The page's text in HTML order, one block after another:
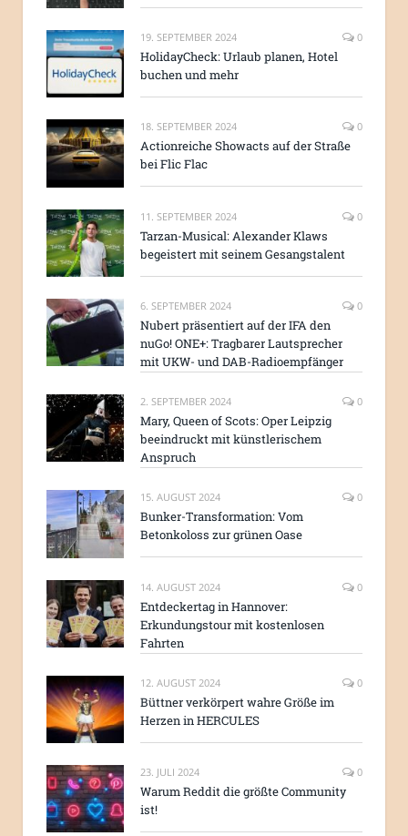
19. SEPTEMBER 2024 0
HolidayCheck: Urlaub planen, Hotel
buchen und mehr
18. SEPTEMBER 2024 0
Actionreiche Showacts auf der Straße
bei Flic Flac
11. SEPTEMBER 2024 0
Tarzan-Musical: Alexander Klaws
begeistert mit seinem Gesangstalent
6. SEPTEMBER 2024 0
Nubert präsentiert auf der IFA den
nuGo! ONE+: Tragbarer Lautsprecher
mit UKW- und DAB-Radioempfänger
2. SEPTEMBER 2024 0
Mary, Queen of Scots: Oper Leipzig
beeindruckt mit künstlerischem
Anspruch
15. AUGUST 2024 0
Bunker-Transformation: Vom
Betonkoloss zur grünen Oase
14. AUGUST 2024 0
Entdeckertag in Hannover:
Erkundungstour mit kostenlosen
Fahrten
12. AUGUST 2024 0
Büttner verkörpert wahre Größe im
Herzen in HERCULES
23. JULI 2024 0
Warum Reddit die größte Community
ist!